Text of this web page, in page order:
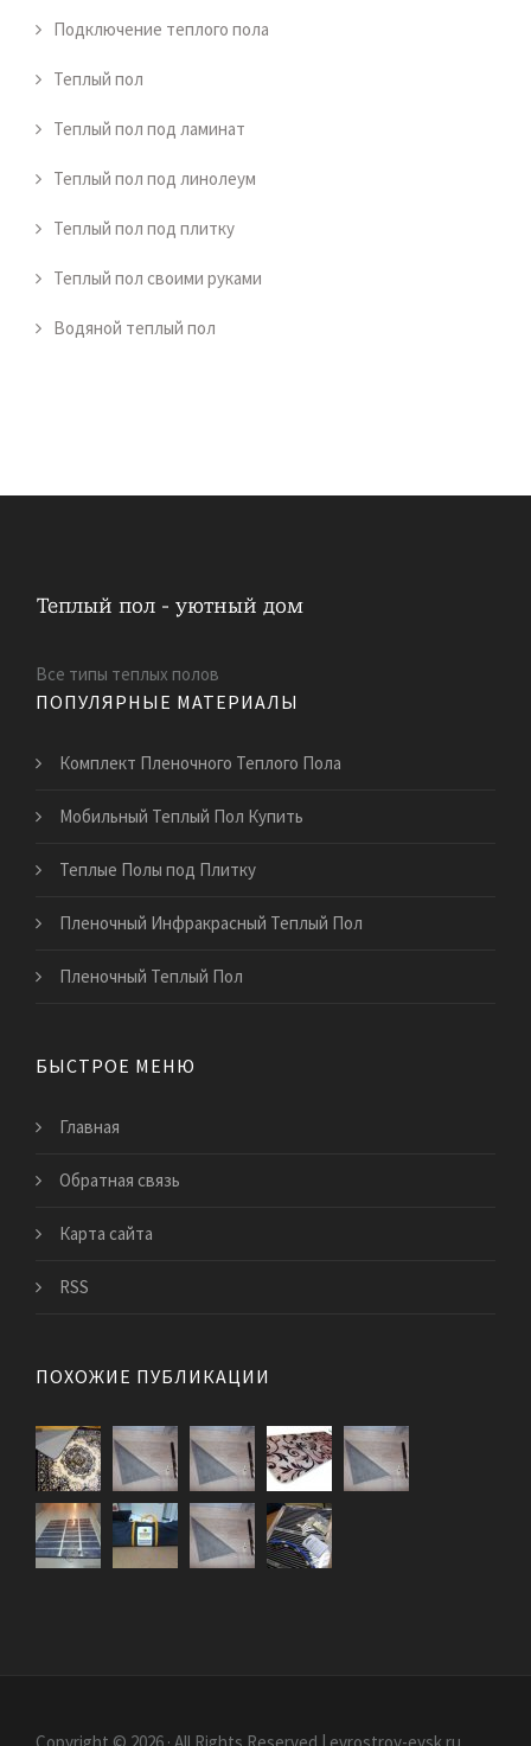
Подключение теплого пола
Теплый пол
Теплый пол под ламинат
Теплый пол под линолеум
Теплый пол под плитку
Теплый пол своими руками
Водяной теплый пол
Все типы теплых полов
ПОПУЛЯРНЫЕ МАТЕРИАЛЫ
Комплект Пленочного Теплого Пола
Мобильный Теплый Пол Купить
Теплые Полы под Плитку
Пленочный Инфракрасный Теплый Пол
Пленочный Теплый Пол
БЫСТРОЕ МЕНЮ
Главная
Обратная связь
Карта сайта
RSS
ПОХОЖИЕ ПУБЛИКАЦИИ